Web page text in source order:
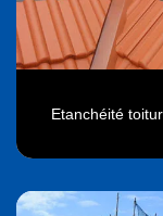
Etanchéité